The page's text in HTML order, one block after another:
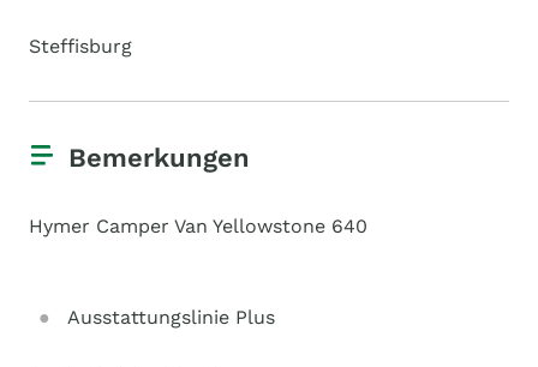
Steffisburg
Bemerkungen
Hymer Camper Van Yellowstone 640
Ausstattungslinie Plus